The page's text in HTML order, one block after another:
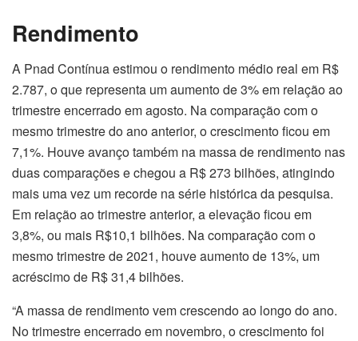
Rendimento
A Pnad Contínua estimou o rendimento médio real em R$
2.787, o que representa um aumento de 3% em relação ao
trimestre encerrado em agosto. Na comparação com o
mesmo trimestre do ano anterior, o crescimento ficou em
7,1%. Houve avanço também na massa de rendimento nas
duas comparações e chegou a R$ 273 bilhões, atingindo
mais uma vez um recorde na série histórica da pesquisa.
Em relação ao trimestre anterior, a elevação ficou em
3,8%, ou mais R$10,1 bilhões. Na comparação com o
mesmo trimestre de 2021, houve aumento de 13%, um
acréscimo de R$ 31,4 bilhões.
“A massa de rendimento vem crescendo ao longo do ano.
No trimestre encerrado em novembro, o crescimento foi